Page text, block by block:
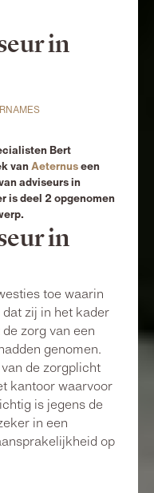
in
Bert
vanAeternuseen
adviseurs in
is deel 2 opgenomen
in
toe waarin
zij in het kader
zorg van een
genomen.
de zorgplicht
kantoor waarvoor
is jegens de
in een
op